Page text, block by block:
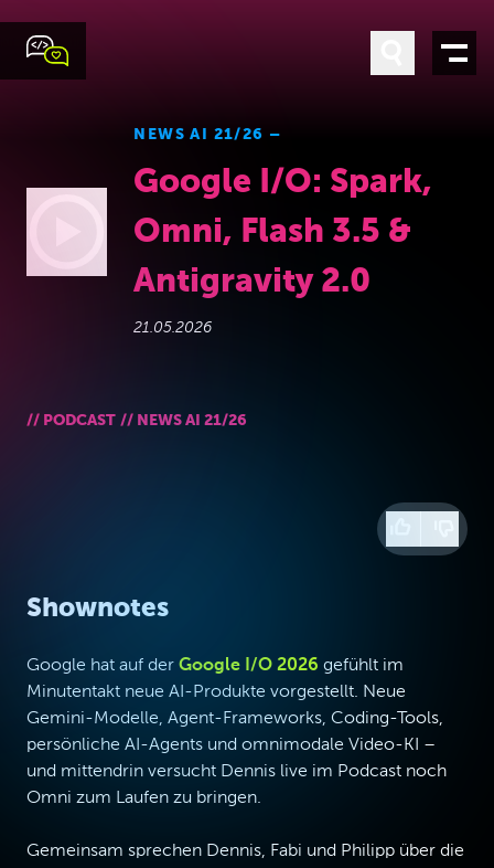
NEWS AI 21/26 –
Google I/O: Spark,
Omni, Flash 3.5 &
Antigravity 2.0
21.05.2026
// PODCAST // NEWS AI 21/26
Es werden Daten an YouTube übertragen.
Shownotes
Google hat auf der Google I/O 2026 gefühlt im
Minutentakt neue AI-Produkte vorgestellt. Neue
Gemini-Modelle, Agent-Frameworks, Coding-Tools,
persönliche AI-Agents und omnimodale Video-KI –
und mittendrin versucht Dennis live im Podcast noch
Omni zum Laufen zu bringen.
Gemeinsam sprechen Dennis, Fabi und Philipp über die